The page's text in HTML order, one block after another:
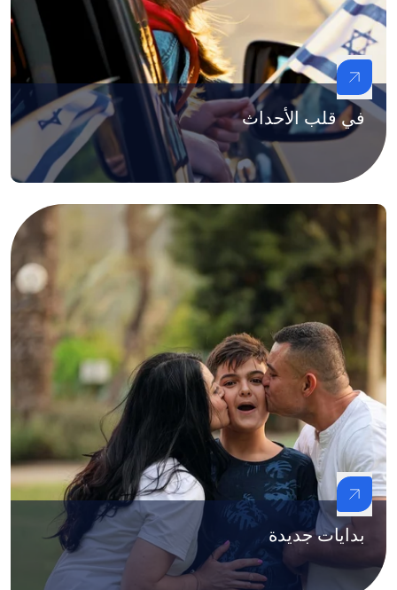
في قلب الأحداث
بدايات جديدة